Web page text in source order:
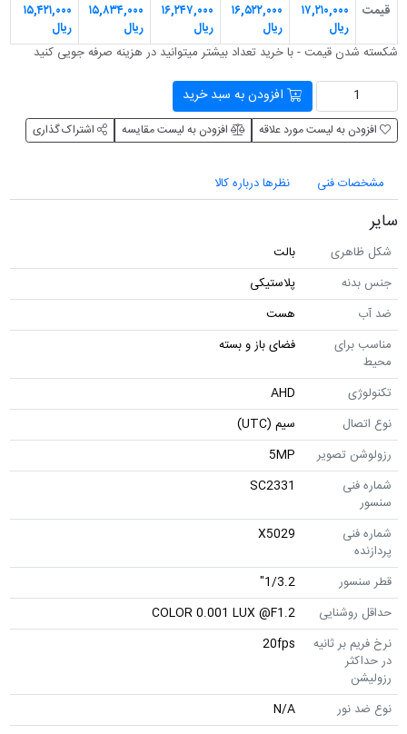
شکسته شدن قیمت - با خرید تعداد بیشتر می‎توانید در هزینه صرفه جویی کنید
قیمت
۱۷,۲۱۰,۰۰۰
ریال
۱۶,۵۲۲,۰۰۰
ریال
۱۶,۲۴۷,۰۰۰
ریال
۱۵,۸۳۴,۰۰۰
ریال
۱۵,۴۲۱,۰۰۰
ریال
افزودن به سبد خرید
افزودن به لیست مورد علاقه افزودن به لیست مقایسه اشتراک گذاری
مشخصات فنی نظرها درباره کالا
سایر
شکل ظاهری
بالت
جنس بدنه
پلاستیکی
ضد آب
هست
مناسب برای
محیط
فضای باز و بسته
تکنولوژی
AHD
نوع اتصال
سیم (UTC)
رزولوشن تصویر
5MP
شماره فنی
سنسور
SC2331
شماره فنی
پردازنده
X5029
قطر سنسور
1/3.2"
حداقل روشنایی
COLOR 0.001 LUX @F1.2
نرخ فریم بر ثانیه
در حداکثر
رزولیشن
20fps
نوع ضد نور
N/A